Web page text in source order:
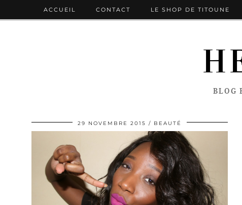
BLOG
ACCUEIL CONTACT LE SHOP DE TITOUNE
29 NOVEMBRE 2015 BEAUTÉ